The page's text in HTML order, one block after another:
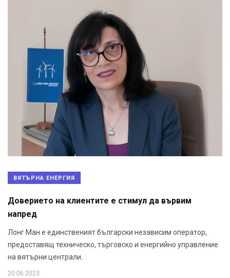
ВЯТЪРНА ЕНЕРГИЯ
Доверието на клиентите е стимул да вървим
напред
Лонг Ман е единственият български независим оператор,
предоставящ техническо, търговско и енергийно управление
на вятърни централи.
20.06.2023